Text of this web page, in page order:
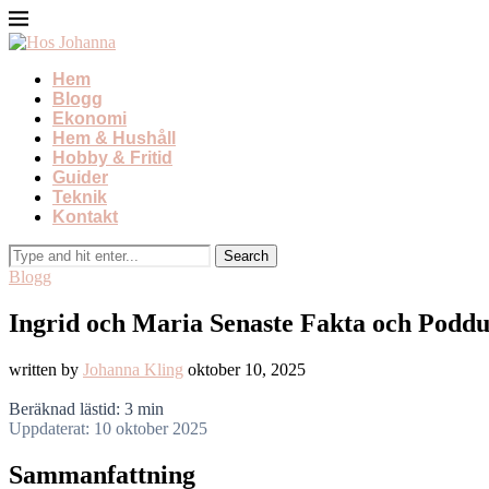
Hem
Blogg
Ekonomi
Hem & Hushåll
Hobby & Fritid
Guider
Teknik
Kontakt
Blogg
Ingrid och Maria Senaste Fakta och
written by Johanna Kling oktober 10, 2025
Beräknad lästid: 3 min
Uppdaterat: 10 oktober 2025
Sammanfattning